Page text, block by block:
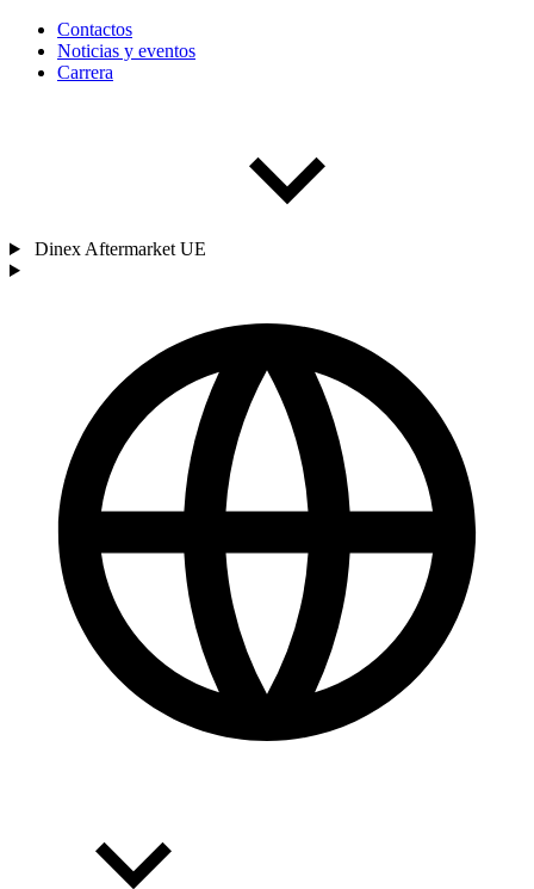
Contactos
Noticias y eventos
Carrera
Dinex Aftermarket UE